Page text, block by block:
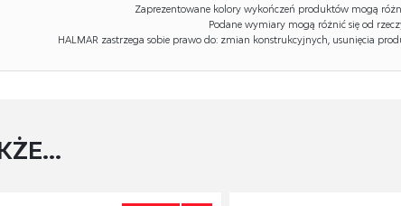
Zaprezentowane kolory wykończeń produktów mogą
Podane wymiary mogą różnić się od
HALMAR zastrzega sobie prawo do: zmian konstrukcyjnych, usunięcia